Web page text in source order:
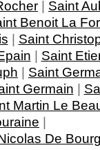
| Saint
Benoit La
| Saint
| Saint
| Saint
Germain |
Martin Le
|
De